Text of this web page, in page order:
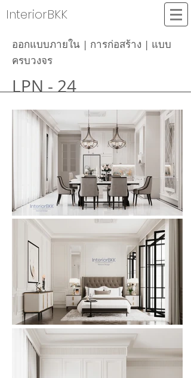
InteriorBKK
ออกแบบภายใน | การก่อสร้าง | แบบ
ครบวงจร
LPN - 24